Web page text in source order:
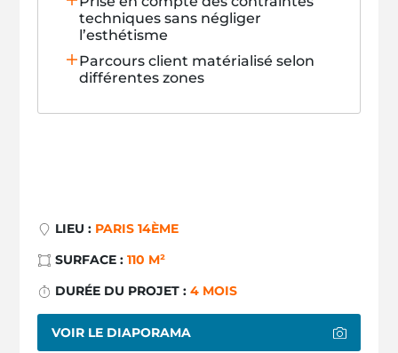
techniques sans négliger
l’esthétisme
Parcours client matérialisé selon
différentes zones
LIEU : PARIS 14ÈME
SURFACE :110 M²
DURÉE DU PROJET :4 MOIS
VOIR LE DIAPORAMA